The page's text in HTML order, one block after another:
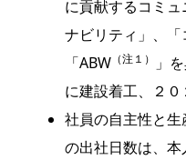
に貢献するコミ
ナビリティ」、「
「ABW （注１）
」
に建設着工、２０
社員の自主性と
の出社日数は、